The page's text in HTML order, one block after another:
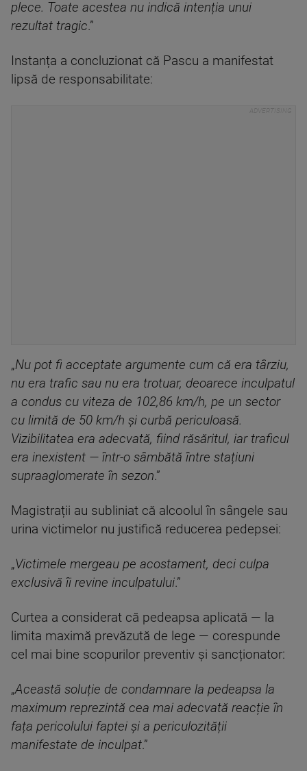
plece. Toate acestea nu indică intenția unui
rezultat tragic.”
Instanța a concluzionat că Pascu a manifestat
lipsă de responsabilitate:
„Nu pot fi acceptate argumente cum că era târziu,
nu era trafic sau nu era trotuar, deoarece inculpatul
a condus cu viteza de 102,86 km/h, pe un sector
cu limită de 50 km/h și curbă periculoasă.
Vizibilitatea era adecvată, fiind răsăritul, iar traficul
era inexistent — într-o sâmbătă între stațiuni
supraaglomerate în sezon.”
Magistrații au subliniat că alcoolul în sângele sau
urina victimelor nu justifică reducerea pedepsei:
„Victimele mergeau pe acostament, deci culpa
exclusivă îi revine inculpatului.”
Curtea a considerat că pedeapsa aplicată — la
limita maximă prevăzută de lege — corespunde
cel mai bine scopurilor preventiv și sancționator:
„Această soluție de condamnare la pedeapsa la
maximum reprezintă cea mai adecvată reacție în
fața pericolului faptei și a periculozității
manifestate de inculpat.”